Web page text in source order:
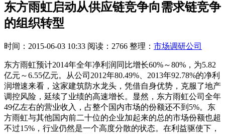
东方雨虹启动从供应链竞争向需求链竞争
的组织转型
时间：2015-06-03 10:33 阅读：2766 整理： 市场调研公司
东方雨虹预计2014年全年净利润同比增长60%～80%，为5.82
亿元～6.55亿元。从公司2012年80.49%、2013年92.78%的净利
润增速来看，这家建筑防水龙头，凭借自身优势，克服了地产
调控风险，延续了业绩的高速增长。显然，东方雨虹公司全年
49亿左右的营业收入，占整个国内市场的份额还不到5%。东
方雨虹与其他国内前二十位的企业加起来的总的市场份额也超
不过15%，行业仍然是一个高度分散的状态。在利益驱使下，